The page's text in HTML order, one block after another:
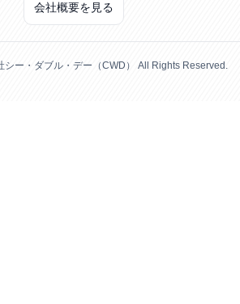
会社概要を見る
ー・ダブル・デー（CWD） All Rights Reserved.